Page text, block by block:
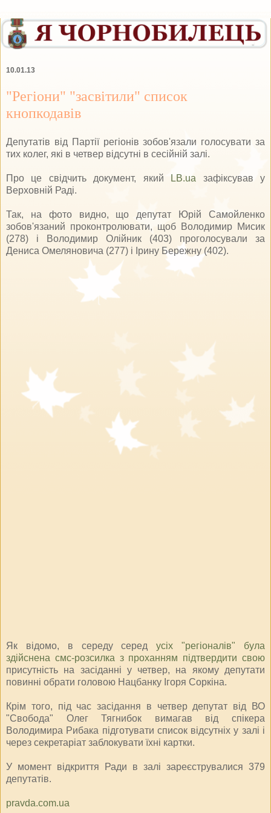
10.01.13
"Регіони" "засвітили" список
кнопкодавів
Депутатів від Партії регіонів зобов'язали голосувати за
тих колег, які в четвер відсутні в сесійній залі.
Про це свідчить документ, який LB.ua зафіксував у
Верховній Раді.
Так, на фото видно, що депутат Юрій Самойленко
зобов'язаний проконтролювати, щоб Володимир Мисик
(278) і Володимир Олійник (403) проголосували за
Дениса Омеляновича (277) і Ірину Бережну (402).
Як відомо, в середу середусіх "регіоналів" була
здійснена смс-розсилка з проханням підтвердити свою
присутність на засіданні у четвер, на якому депутати
повинні обрати головою Нацбанку Ігоря Соркіна.
Крім того, під час засідання в четвер депутат від ВО
"Свобода" Олег Тягнибок вимагав від спікера
Володимира Рибака підготувати список відсутніх у залі і
через секретаріат заблокувати їхні картки.
У момент відкриття Ради в залі зареєструвалися 379
депутатів.
pravda.com.ua